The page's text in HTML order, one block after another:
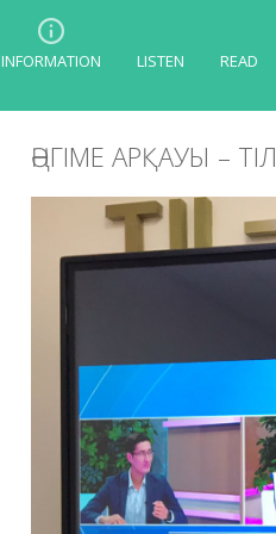
INFORMATION LISTEN READ
ӘҢГІМЕ АРҚАУЫ – ТІЛ